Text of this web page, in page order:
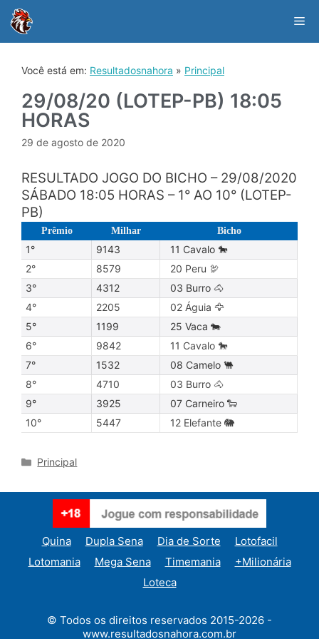
content
Você está em: Resultadosnahora » Principal
29/08/20 (LOTEP-PB) 18:05
HORAS
29 de agosto de 2020
RESULTADO JOGO DO BICHO – 29/08/2020
SÁBADO 18:05 HORAS – 1° AO 10° (LOTEP-
PB)
Prêmio Milhar Bicho
1° 9143
11 Cavalo 🐎
2°
8579
20 Peru 🦃
3°
4312
03 Burro 🐴
4°
2205
02 Águia 🦅
5°
1199
25 Vaca 🐄
6°
9842
11 Cavalo 🐎
7°
1532
08 Camelo 🐫
8°
4710
03 Burro 🐴
9°
3925
07 Carneiro 🐑
10°
5447 12 Elefante 🐘
Categories
Principal
Quina Dupla Sena Dia de Sorte
Lotofacil
Lotomania
Mega Sena Timemania
+Milionária
Loteca
© Todos os direitos reservados 2015-2026 -
www.resultadosnahora.com.br